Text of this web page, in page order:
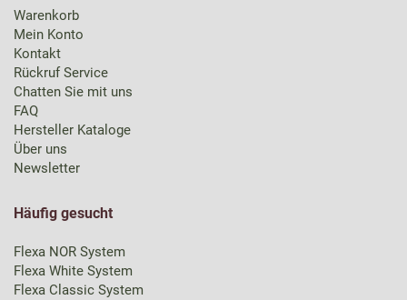
Warenkorb
Mein Konto
Kontakt
Rückruf Service
Chatten Sie mit uns
FAQ
Hersteller Kataloge
Über uns
Newsletter
Häufig gesucht
Flexa NOR System
Flexa White System
Flexa Classic System